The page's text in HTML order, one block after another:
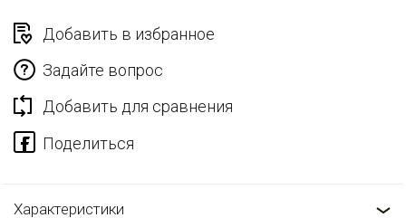
Добавить в избранное
Задайте вопрос
Добавить для сравнения
Характеристики